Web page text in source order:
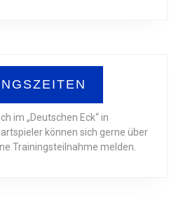
im „Deutschen Eck“ in
können sich gerne über
Trainingsteilnahme melden.